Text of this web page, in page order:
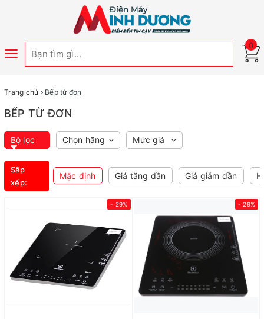
Toggle
0
Trang chủ Bếp từ đơn
BẾP TỪ ĐƠN
Bộ lọc Chọn hãng Mức giá
Sắp
xếp:
Mặc định Giá tăng dần Giá giảm dần
- 29% - 29%